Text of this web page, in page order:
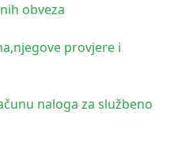
obveza
provjere i
naloga za službeno